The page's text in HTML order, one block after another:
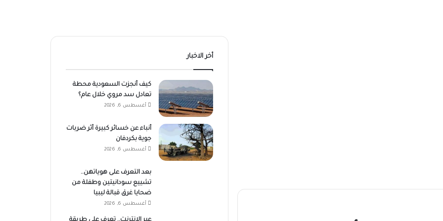
أخر الاخبار
كيف أنجزت السعودية محطة
تعادل سد مروي خلال عام؟
أغسطس 6, 2026
أنباء عن خسائر كبيرة أثر ضربات
جوية بكردفان
أغسطس 6, 2026
بعد التعرف على هوياتهن..
تشييع سودانيتين وطفلة من
ضحايا غرق قبالة ليبيا
أغسطس 6, 2026